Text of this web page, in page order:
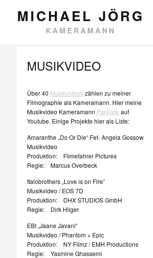
MICHAEL JÖRG
KAMERAMANN
TAG ARCHIVES:
MUSIKVIDEO
Über 40 Musikvideos zählen zu meiner
Filmographie als Kameramann. Hier meine
Musikvideo Kameramann Playliste auf
Youtube. Einige Projekte hier als Liste:
Amaranthe „Do Or Die“ Fet- Angela Gossow
Musikvideo
Produktion: Filmefahrer Pictures
Regie: Marcus Overbeck
Italobrothers „Love is on Fire“
Musikvideo / EOS 7D
Produktion: DHX STUDIOS GmbH
Regie: Dirk Hilger
EBI „Jaane Javani“
Musikvideo / Phantom + Epic
Produktion: NY Filmz / EMH Productions
Regie: Yasmine Ghassemi